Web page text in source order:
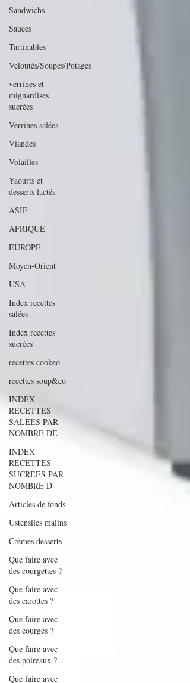
Sandwichs
Sauces
Tartinables
Veloutés/Soupes/Potages
verrines et
mignardises
sucrées
Verrines salées
Viandes
Volailles
Yaourts et
desserts lactés
ASIE
AFRIQUE
EUROPE
Moyen-Orient
USA
Index recettes
salées
Index recettes
sucrées
recettes cookeo
recettes soup&co
INDEX
RECETTES
SALEES PAR
NOMBRE DE
INDEX
RECETTES
SUCREES PAR
NOMBRE D
Articles de fonds
Ustensiles malins
Crèmes desserts
Que faire avec
des courgettes ?
Que faire avec
des carottes ?
Que faire avec
des courges ?
Que faire avec
des poireaux ?
Que faire avec